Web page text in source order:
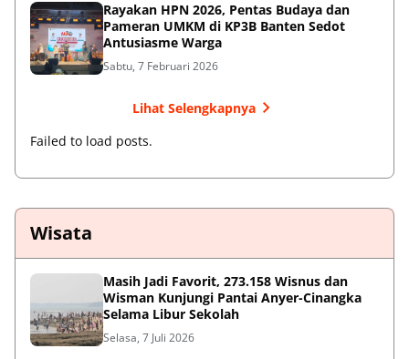
Rayakan HPN 2026, Pentas Budaya dan
Pameran UMKM di KP3B Banten Sedot
Antusiasme Warga
Sabtu, 7 Februari 2026
Lihat Selengkapnya
Failed to load posts.
Wisata
Masih Jadi Favorit, 273.158 Wisnus dan
Wisman Kunjungi Pantai Anyer-Cinangka
Selama Libur Sekolah
Selasa, 7 Juli 2026